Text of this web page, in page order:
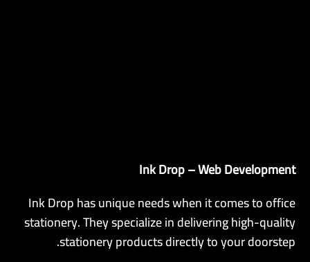
AR
Ink Drop – Web Development
Ink Drop has unique needs when it comes to office
stationery. They specialize in delivering high-quality
stationery products directly to your doorstep.